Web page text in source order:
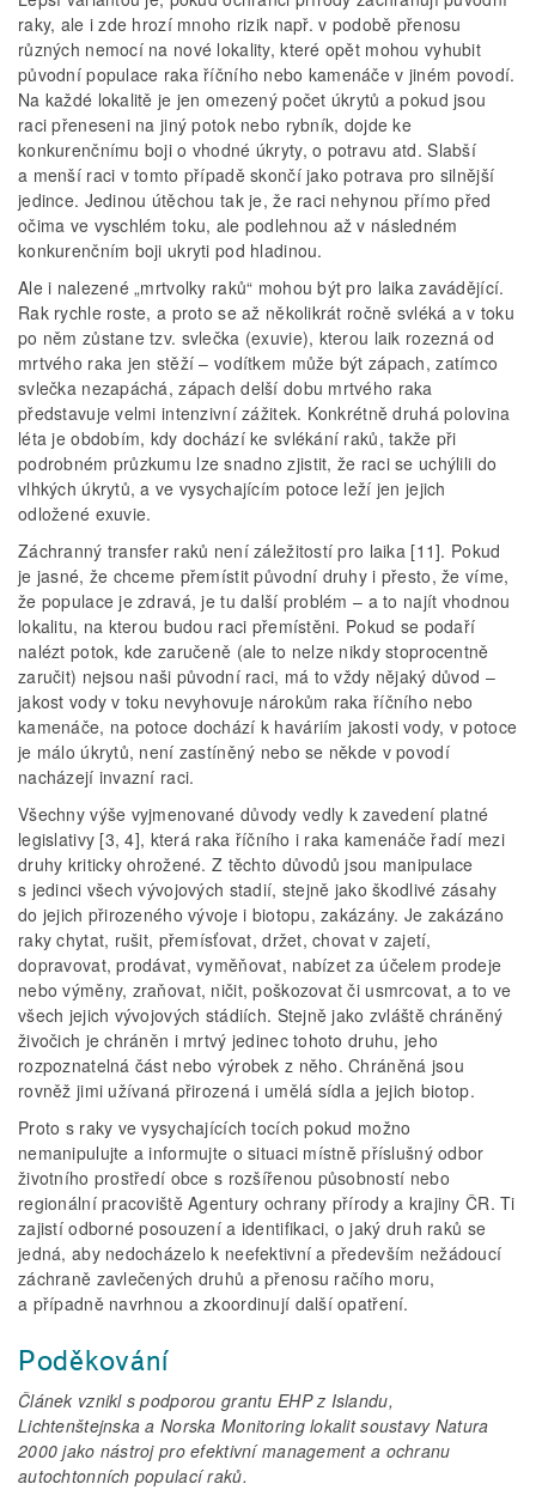
raky, ale i zde hrozí mnoho rizik např. v podobě přenosu
různých nemocí na nové lokality, které opět mohou vyhubit
původní populace raka říčního nebo kamenáče v jiném povodí.
Na každé lokalitě je jen omezený počet úkrytů a pokud jsou
raci přeneseni na jiný potok nebo rybník, dojde ke
konkurenčnímu boji o vhodné úkryty, o potravu atd. Slabší
a menší raci v tomto případě skončí jako potrava pro silnější
jedince. Jedinou útěchou tak je, že raci nehynou přímo před
očima ve vyschlém toku, ale podlehnou až v následném
konkurenčním boji ukryti pod hladinou.
Ale i nalezené „mrtvolky raků“ mohou být pro laika zavádějící.
Rak rychle roste, a proto se až několikrát ročně svléká a v toku
po něm zůstane tzv. svlečka (exuvie), kterou laik rozezná od
mrtvého raka jen stěží – vodítkem může být zápach, zatímco
svlečka nezapáchá, zápach delší dobu mrtvého raka
představuje velmi intenzivní zážitek. Konkrétně druhá polovina
léta je obdobím, kdy dochází ke svlékání raků, takže při
podrobném průzkumu lze snadno zjistit, že raci se uchýlili do
vlhkých úkrytů, a ve vysychajícím potoce leží jen jejich
odložené exuvie.
Záchranný transfer raků není záležitostí pro laika [11]. Pokud
je jasné, že chceme přemístit původní druhy i přesto, že víme,
že populace je zdravá, je tu další problém – a to najít vhodnou
lokalitu, na kterou budou raci přemístěni. Pokud se podaří
nalézt potok, kde zaručeně (ale to nelze nikdy stoprocentně
zaručit) nejsou naši původní raci, má to vždy nějaký důvod –
jakost vody v toku nevyhovuje nárokům raka říčního nebo
kamenáče, na potoce dochází k haváriím jakosti vody, v potoce
je málo úkrytů, není zastíněný nebo se někde v povodí
nacházejí invazní raci.
Všechny výše vyjmenované důvody vedly k zavedení platné
legislativy [3, 4], která raka říčního i raka kamenáče řadí mezi
druhy kriticky ohrožené. Z těchto důvodů jsou manipulace
s jedinci všech vývojových stadií, stejně jako škodlivé zásahy
do jejich přirozeného vývoje i biotopu, zakázány. Je zakázáno
raky chytat, rušit, přemísťovat, držet, chovat v zajetí,
dopravovat, prodávat, vyměňovat, nabízet za účelem prodeje
nebo výměny, zraňovat, ničit, poškozovat či usmrcovat, a to ve
všech jejich vývojových stádiích. Stejně jako zvláště chráněný
živočich je chráněn i mrtvý jedinec tohoto druhu, jeho
rozpoznatelná část nebo výrobek z něho. Chráněná jsou
rovněž jimi užívaná přirozená i umělá sídla a jejich biotop.
Proto s raky ve vysychajících tocích pokud možno
nemanipulujte a informujte o situaci místně příslušný odbor
životního prostředí obce s rozšířenou působností nebo
regionální pracoviště Agentury ochrany přírody a krajiny ČR. Ti
zajistí odborné posouzení a identifikaci, o jaký druh raků se
jedná, aby nedocházelo k neefektivní a především nežádoucí
záchraně zavlečených druhů a přenosu račího moru,
a případně navrhnou a zkoordinují další opatření.
Poděkování
Článek vznikl s podporou grantu EHP z Islandu,
Lichtenštejnska a Norska Monitoring lokalit soustavy Natura
2000 jako nástroj pro efektivní management a ochranu
autochtonních populací raků.